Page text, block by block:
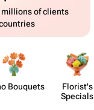
millions of clients
Bouquets
Florist's
Specials